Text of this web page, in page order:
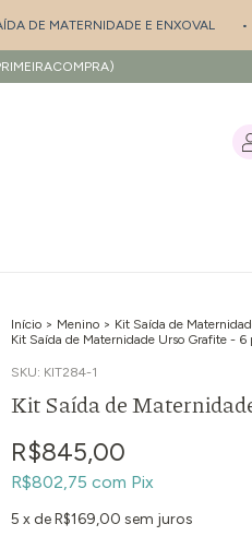
MATERNIDADE E ENXOVAL • ENVIO
Início > Menino > Kit Saída de
Kit Saída de Maternidade Urso Grafite - 6
SKU: KIT284-1
Kit Saída de
R$845,00
R$802,75 com Pix
5 x deR$169,00 sem juros